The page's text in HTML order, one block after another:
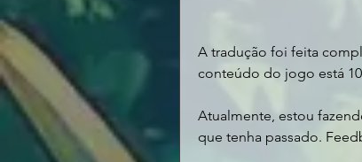
A tradução foi feita
conteúdo do jogo está
Atualmente, estou
que tenha passado.